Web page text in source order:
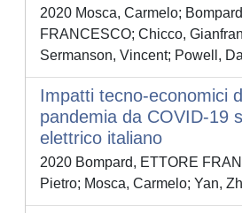
2020 Mosca, Carmelo;
FRANCESCO; Chicco,
Sermanson, Vincent; Powell,
Impatti tecno-economici
pandemia da COVID-19
elettrico italiano
2020 Bompard, ETTORE
Pietro; Mosca, Carmelo; Yan,